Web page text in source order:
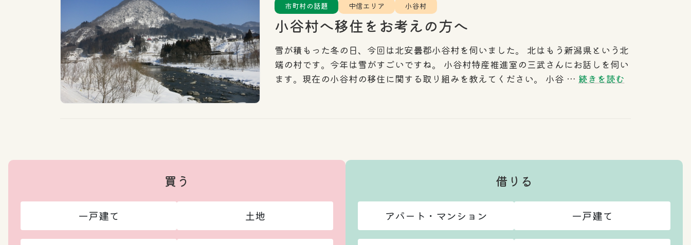
市町村の話題 中信エリア 小谷村
小谷村へ移住をお考えの方へ
雪が積もった冬の日、今回は北安曇郡小谷村を伺いました。 北はもう新潟県という北
端の村です。今年は雪がすごいですね。 小谷村特産推進室の三武さんにお話しを伺い
ます。現在の小谷村の移住に関する取り組みを教えてください。 小谷 … 続きを読む
買う
一戸建て 土地
借りる
アパート・マンション 一戸建て